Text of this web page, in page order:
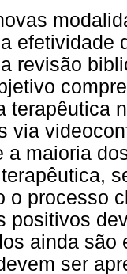
efetividade
revisão
terapêutica
via
a maioria
o processo
positivos
ainda
ser